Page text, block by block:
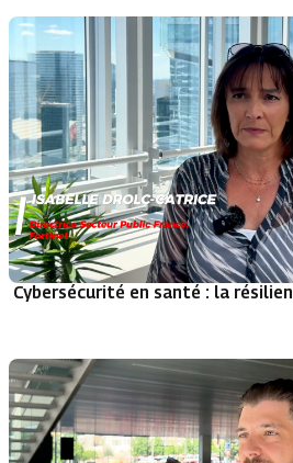
Cybersécurité en santé : la